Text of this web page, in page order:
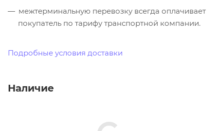
межтерминальную перевозку всегда оплачивает
покупатель по тарифу транспортной компании.
Подробные условия доставки
Наличие